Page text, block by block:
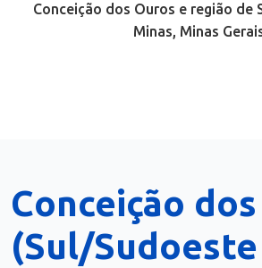
Conceição dos Ouros e região de
Minas, Minas
Conceição
(Sul/